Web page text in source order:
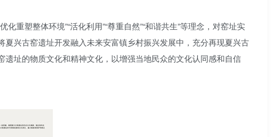
重塑整体环境”“活化利用”“尊重自然”“和谐共生”等理念，对窑址实
兴古窑遗址开发融入未来安富镇乡村振兴发展中，充分再现夏兴古
址的物质文化和精神文化，以增强当地民众的文化认同感和自信